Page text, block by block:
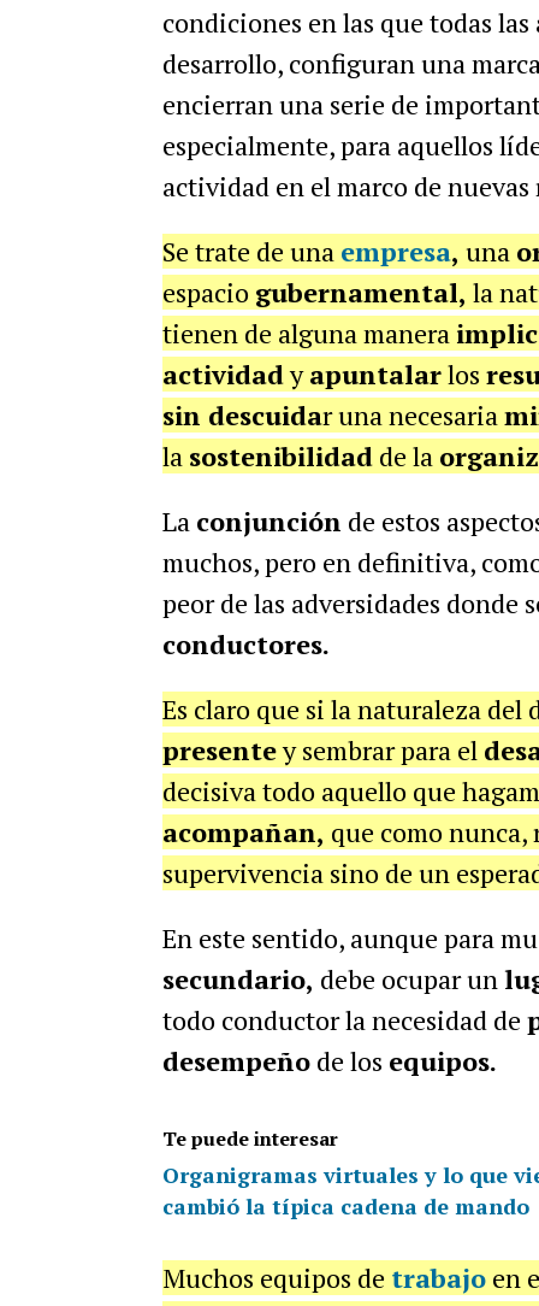
condiciones en las que todas
desarrollo, configuran una
encierran una serie de
especialmente, para aquellos
actividad en el marco de nuevas
Se trate de una empresa, una
espacio gubernamental, la
tienen de alguna manera
actividadyapuntalarlos
sin descuidar una necesaria
la sostenibilidadde la
La conjunción de estos
muchos, pero en definitiva,
peor de las adversidades donde
conductores.
Es claro que si la naturaleza del
presentey sembrar para el
decisiva todo aquello que
acompañan, que como
supervivencia sino de un
En este sentido, aunque para
secundario, debe ocupar un
todo conductor la necesidad de
desempeñode los equipos.
Te puede interesar
Organigramas virtuales y lo que
cambió la típica cadena de mando
Muchos equipos de trabajoen